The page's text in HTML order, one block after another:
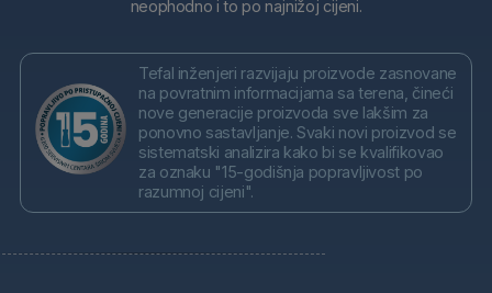
neophodno i to po najnižoj cijeni.
Tefal inženjeri razvijaju proizvode zasnovane
na povratnim informacijama sa terena, čineći
nove generacije proizvoda sve lakšim za
ponovno sastavljanje. Svaki novi proizvod se
sistematski analizira kako bi se kvalifikovao
za oznaku "15-godišnja popravljivost po
razumnoj cijeni".